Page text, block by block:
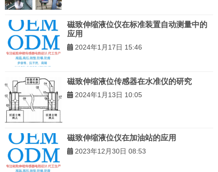
磁致伸缩液位仪在标准装置自动测量中的
应用
2024年1月17日 15:46
磁致伸缩液位传感器在水准仪的研究
2024年1月13日 10:05
磁致伸缩液位仪在加油站的应用
2023年12月30日 08:53